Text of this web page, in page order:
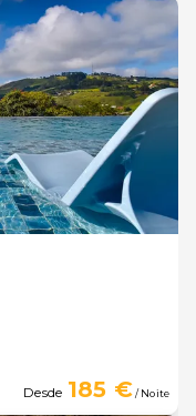
Desde 185 €/ Noite